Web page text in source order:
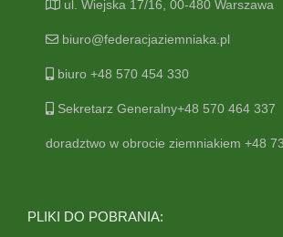
ul. Wiejska 17/16, 00-480 Warszawa
biuro@federacjaziemniaka.pl
biuro +48 570 454 330
Sekretarz Generalny+48 570 464 337
doradztwo w obrocie ziemniakiem +48
PLIKI DO POBRANIA: